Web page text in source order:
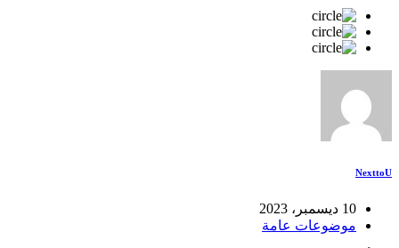
NexttoU
10 ديسمبر، 2023
موضوعات عامة